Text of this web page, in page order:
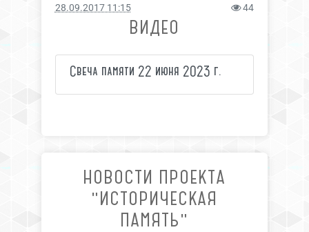
28.09.2017 11:15 44
ВИДЕО
Свеча памяти 22 июня 2023 г.
НОВОСТИ ПРОЕКТА
"ИСТОРИЧЕСКАЯ
ПАМЯТЬ"